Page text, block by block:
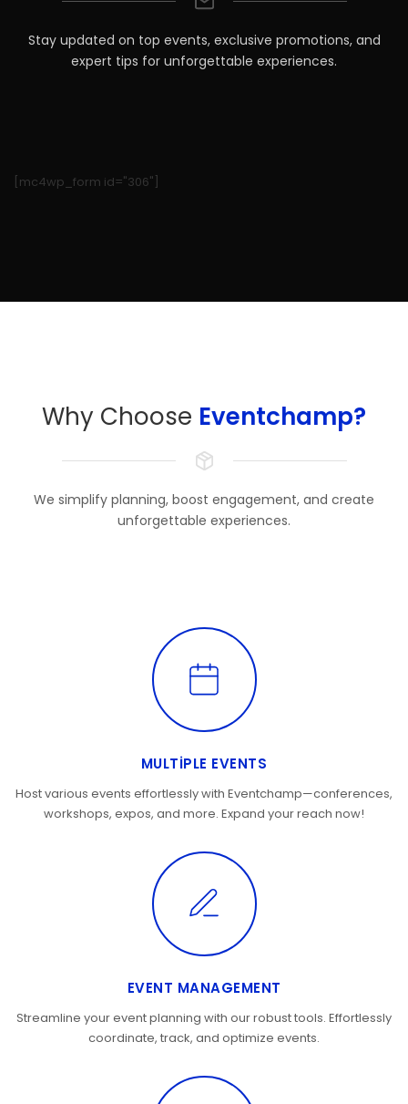
Stay updated on top events, exclusive promotions, and
expert tips for unforgettable experiences.
[mc4wp_form id="306"]
Why Choose Eventchamp?
We simplify planning, boost engagement, and create
unforgettable experiences.
MULTIPLE EVENTS
Host various events effortlessly with Eventchamp—conferences,
workshops, expos, and more. Expand your reach now!
EVENT MANAGEMENT
Streamline your event planning with our robust tools. Effortlessly
coordinate, track, and optimize events.